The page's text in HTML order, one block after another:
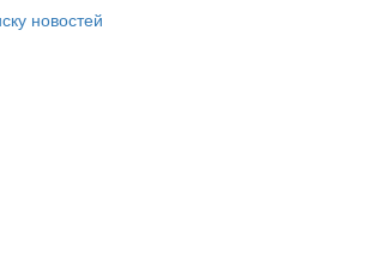
новостей